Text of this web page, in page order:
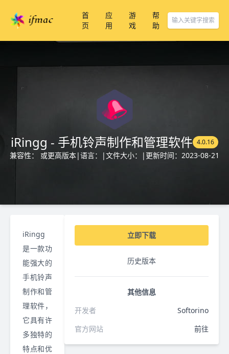
首
页
应
用
游
戏
帮
助
iRingg - 手机铃声制作和管理软件 4.0.16
兼容性： 或更高版本|语言： |文件大小： | 更新时间：2023-08-21
iRingg
是一款功
能强大的
手机铃声
制作和管
理软件，
它具有许
多独特的
特点和优
立即下载
历史版本
其他信息
开发者
Softorino
官方网站
前往